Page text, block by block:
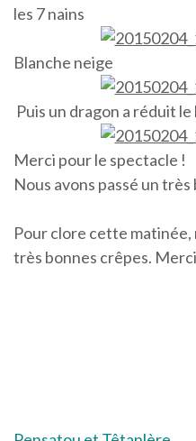
les 7 nains
Blanche neige
Puis un dragon a réduit
Merci pour le spectacle !
Nous avons passé un
Pour clore cette matinée,
très bonnes crêpes.